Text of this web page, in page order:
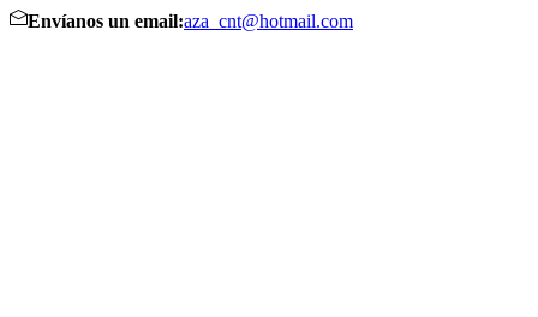
Envíanos un email:aza_cnt@hotmail.com